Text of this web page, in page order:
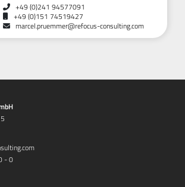
+49 (0)241 94577091
+49 (0)151 74519427
marcel.pruemmer@refocus-consulting.com
- 0